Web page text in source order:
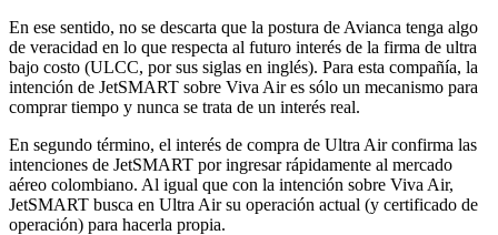
En ese sentido, no se descarta que la postura de Avianca tenga algo
de veracidad en lo que respecta al futuro interés de la firma de ultra
bajo costo (ULCC, por sus siglas en inglés). Para esta compañía, la
intención de JetSMART sobre Viva Air es sólo un mecanismo para
comprar tiempo y nunca se trata de un interés real.
En segundo término, el interés de compra de Ultra Air confirma las
intenciones de JetSMART por ingresar rápidamente al mercado
aéreo colombiano. Al igual que con la intención sobre Viva Air,
JetSMART busca en Ultra Air su operación actual (y certificado de
operación) para hacerla propia.